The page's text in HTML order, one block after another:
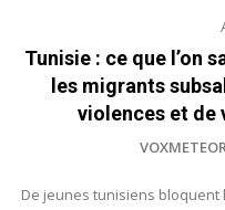
Tunisie : ce que l’on
les migrants
violences et de
De jeunes tunisiens bloquent